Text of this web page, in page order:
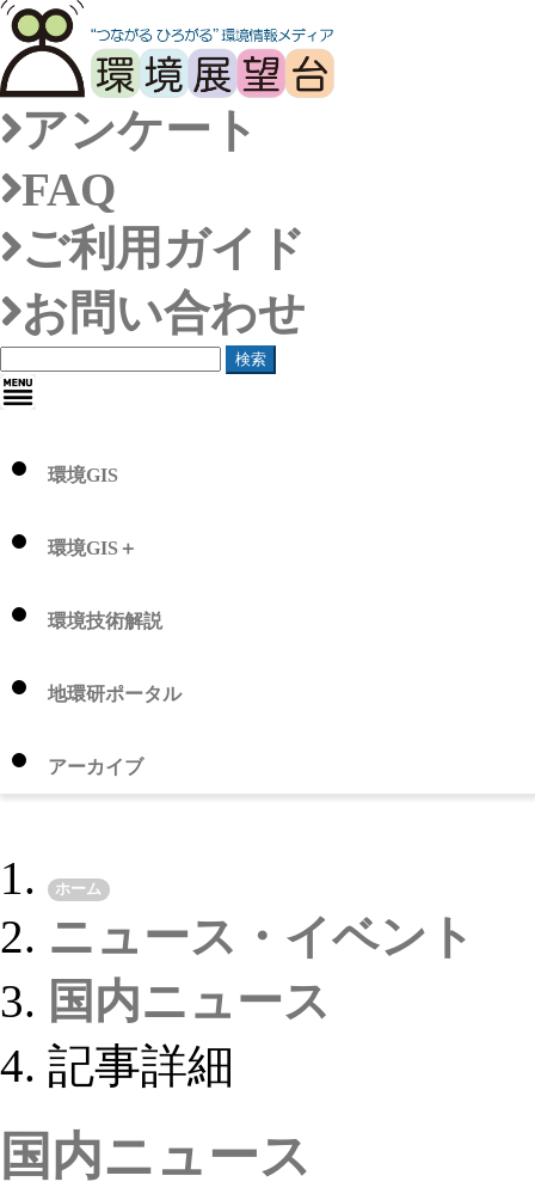
アンケート
FAQ
ご利用ガイド
お問い合わせ
検索
環境GIS
環境GIS＋
環境技術解説
地環研ポータル
アーカイブ
ホーム
ニュース・イベント
国内ニュース
記事詳細
国内ニュース